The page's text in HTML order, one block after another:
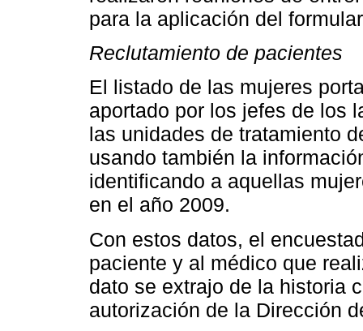
para la aplicación del
Reclutamiento de pacientes
El listado de las mujeres
aportado por los jefes de los
las unidades de tratamiento
usando también la
identificando a aquellas
en el año 2009.
Con estos datos, el
paciente y al médico que
dato se extrajo de la historia
autorización de la Dirección